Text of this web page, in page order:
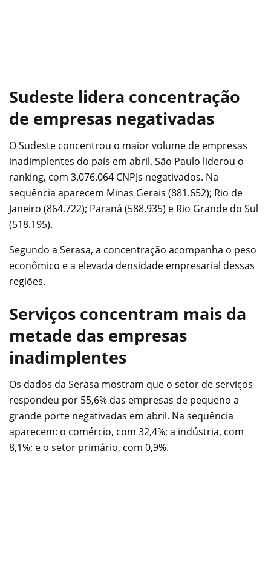
Sudeste lidera concentração
de empresas negativadas
O Sudeste concentrou o maior volume de empresas
inadimplentes do país em abril. São Paulo liderou o
ranking, com 3.076.064 CNPJs negativados. Na
sequência aparecem Minas Gerais (881.652); Rio de
Janeiro (864.722); Paraná (588.935) e Rio Grande do Sul
(518.195).
Segundo a Serasa, a concentração acompanha o peso
econômico e a elevada densidade empresarial dessas
regiões.
Serviços concentram mais da
metade das empresas
inadimplentes
Os dados da Serasa mostram que o setor de serviços
respondeu por 55,6% das empresas de pequeno a
grande porte negativadas em abril. Na sequência
aparecem: o comércio, com 32,4%; a indústria, com
8,1%; e o setor primário, com 0,9%.